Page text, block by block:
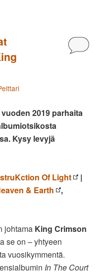
2019 parhaita
Kysy levyjä
Of Light
|
& Earth
,
johtama King Crimson
se on – yhtyeen
vuosikymmentä.
In The Court